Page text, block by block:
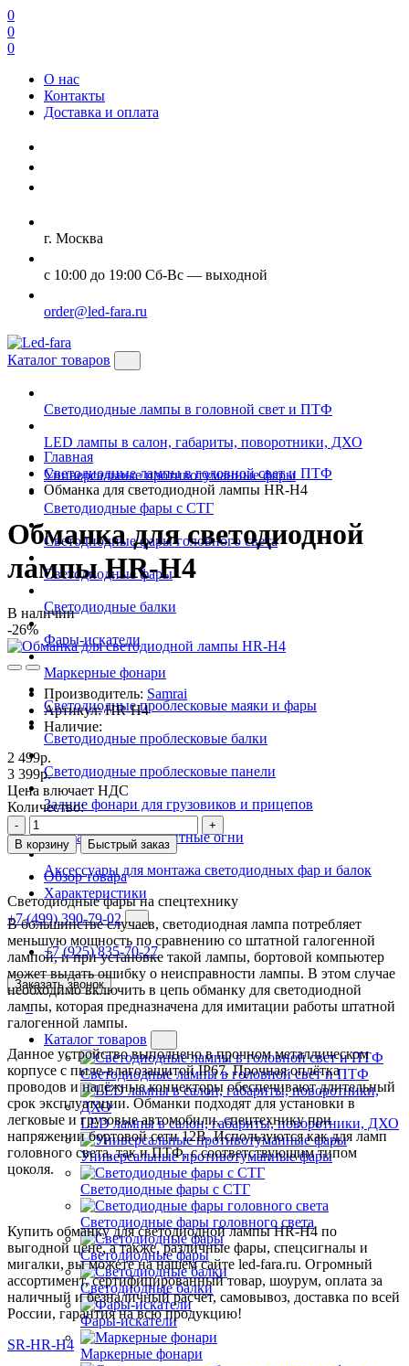
0
0
0
О нас
Контакты
Доставка и оплата
г. Москва
с 10:00 до 19:00 Сб-Вс — выходной
order@led-fara.ru
Каталог товаров
Светодиодные лампы в головной свет и ПТФ
LED лампы в салон, габариты, поворотники, ДХО
Универсальные противотуманные фары
Светодиодные фары с СТГ
Светодиодные фары головного света
Светодиодные фары
Светодиодные балки
Фары-искатели
Маркерные фонари
Светодиодные проблесковые маяки и фары
Светодиодные проблесковые балки
Светодиодные проблесковые панели
Задние фонари для грузовиков и прицепов
Сигнальные и габаритные огни
Аксессуары для монтажа светодиодных фар и балок
Светодиодные фары на спецтехнику
+7 (499) 390-79-02
+7 (925) 835-70-27
Заказать звонок
Каталог товаров
Светодиодные лампы в головной свет и ПТФ
LED лампы в салон, габариты, поворотники, ДХО
Универсальные противотуманные фары
Светодиодные фары с СТГ
Светодиодные фары головного света
Светодиодные фары
Светодиодные балки
Фары-искатели
Маркерные фонари
Главная
Светодиодные лампы в головной свет и ПТФ
Обманка для светодиодной лампы HR-H4
Обманка для светодиодной
лампы HR-H4
В наличии
-26%
Производитель: Samrai
Артикул:HR-H4
Наличие:
2 499р.
3 399р.
Цена влючает НДС
Количество:
-
+
В корзину
Быстрый заказ
Обзор товара
Характеристики
В большинстве случаев, светодиодная лампа потребляет
меньшую мощность по сравнению со штатной галогенной
лампой, и при установке такой лампы, бортовой компьютер
может выдать ошибку о неисправности лампы. В этом случае
необходимо включить в цепь обманку для светодиодной
лампы, которая предназначена для имитации работы штатной
галогенной лампы.
Данное устройство выполнено в прочном металлическом
корпусе с пыле-влагозащитой IP67. Прочная оплётка
проводов и надёжные коннекторы обеспечивают длительный
срок эксплуатации. Обманки подходят для установки в
легковые и грузовые автомобили, спецтехнику при
напряжении бортовой сети 12В. Используются как для ламп
головного света, так и ПТФ, с соответствующим типом
цоколя.
Купить обманку для светодиодной лампы HR-H4 по
выгодной цене, а также, различные фары, спецсигналы и
мигалки, вы можете на нашем сайте led-fara.ru. Огромный
ассортимент, сертифицированный товар, шоурум, оплата за
наличный и безналичный расчет, самовывоз, доставка по всей
России, гарантия на всю продукцию!
SR-HR-H4